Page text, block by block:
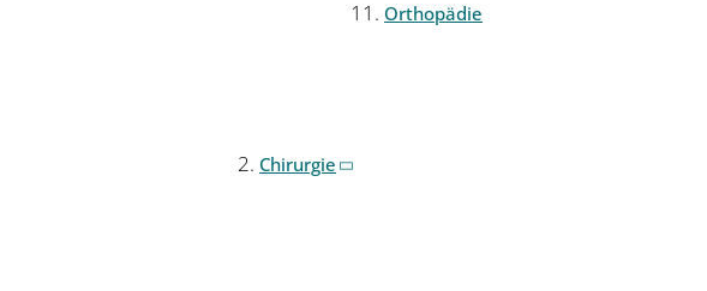
Orthopädie
Chirurgie